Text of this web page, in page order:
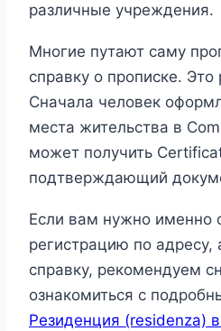
различные учреждения.
Многие путают саму
справку о прописке.
Сначала человек
места жительства в
может получить
подтверждающий
Если вам нужно именно
регистрацию по адресу,
справку, рекомендуем
ознакомиться с
Резиденция (residenza)